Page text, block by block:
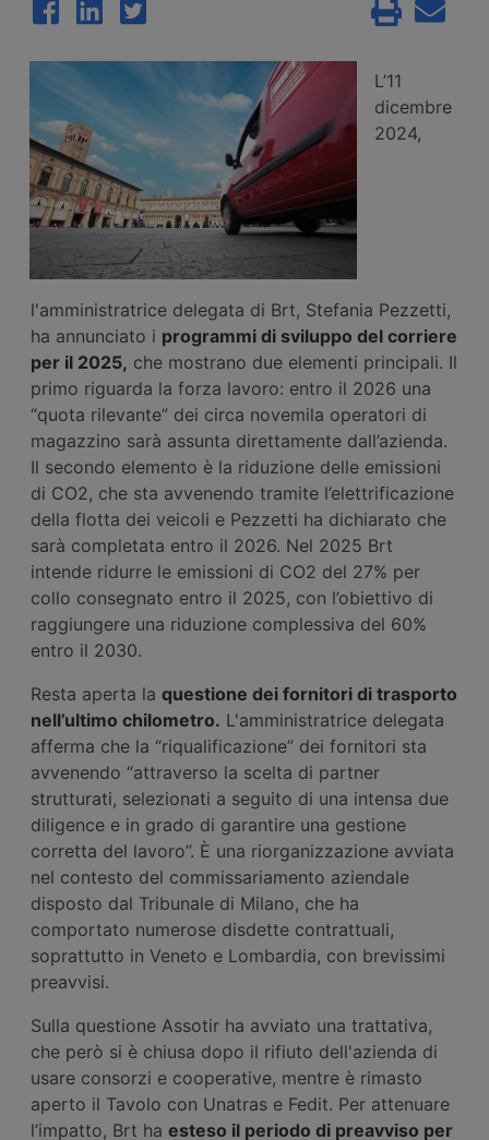
L’11
dicembre
2024,
l'amministratrice delegata di Brt, Stefania Pezzetti,
ha annunciato i programmi di sviluppo del corriere
per il 2025, che mostrano due elementi principali. Il
primo riguarda la forza lavoro: entro il 2026 una
“quota rilevante” dei circa novemila operatori di
magazzino sarà assunta direttamente dall’azienda.
Il secondo elemento è la riduzione delle emissioni
di CO2, che sta avvenendo tramite l’elettrificazione
della flotta dei veicoli e Pezzetti ha dichiarato che
sarà completata entro il 2026. Nel 2025 Brt
intende ridurre le emissioni di CO2 del 27% per
collo consegnato entro il 2025, con l’obiettivo di
raggiungere una riduzione complessiva del 60%
entro il 2030.
Resta aperta la questione dei fornitori di trasporto
nell’ultimo chilometro. L'amministratrice delegata
afferma che la “riqualificazione” dei fornitori sta
avvenendo “attraverso la scelta di partner
strutturati, selezionati a seguito di una intensa due
diligence e in grado di garantire una gestione
corretta del lavoro”. È una riorganizzazione avviata
nel contesto del commissariamento aziendale
disposto dal Tribunale di Milano, che ha
comportato numerose disdette contrattuali,
soprattutto in Veneto e Lombardia, con brevissimi
preavvisi.
Sulla questione Assotir ha avviato una trattativa,
che però si è chiusa dopo il rifiuto dell'azienda di
usare consorzi e cooperative, mentre è rimasto
aperto il Tavolo con Unatras e Fedit. Per attenuare
l’impatto, Brt ha esteso il periodo di preavviso per